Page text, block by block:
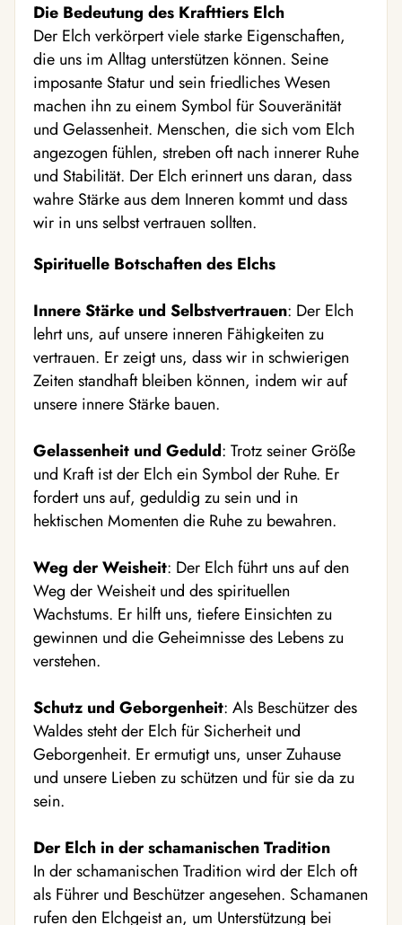
Die Bedeutung des Krafttiers Elch
Der Elch verkörpert viele starke Eigenschaften,
die uns im Alltag unterstützen können. Seine
imposante Statur und sein friedliches Wesen
machen ihn zu einem Symbol für Souveränität
und Gelassenheit. Menschen, die sich vom Elch
angezogen fühlen, streben oft nach innerer Ruhe
und Stabilität. Der Elch erinnert uns daran, dass
wahre Stärke aus dem Inneren kommt und dass
wir in uns selbst vertrauen sollten.
Spirituelle Botschaften des Elchs
Innere Stärke und Selbstvertrauen: Der Elch
lehrt uns, auf unsere inneren Fähigkeiten zu
vertrauen. Er zeigt uns, dass wir in schwierigen
Zeiten standhaft bleiben können, indem wir auf
unsere innere Stärke bauen.
Gelassenheit und Geduld: Trotz seiner Größe
und Kraft ist der Elch ein Symbol der Ruhe. Er
fordert uns auf, geduldig zu sein und in
hektischen Momenten die Ruhe zu bewahren.
Weg der Weisheit: Der Elch führt uns auf den
Weg der Weisheit und des spirituellen
Wachstums. Er hilft uns, tiefere Einsichten zu
gewinnen und die Geheimnisse des Lebens zu
verstehen.
Schutz und Geborgenheit: Als Beschützer des
Waldes steht der Elch für Sicherheit und
Geborgenheit. Er ermutigt uns, unser Zuhause
und unsere Lieben zu schützen und für sie da zu
sein.
Der Elch in der schamanischen Tradition
In der schamanischen Tradition wird der Elch oft
als Führer und Beschützer angesehen. Schamanen
rufen den Elchgeist an, um Unterstützung bei